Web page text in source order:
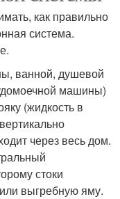
как правильно
система.
ванной, душевой
машины)
(жидкость в
через весь дом.
стоки
выгребную яму.